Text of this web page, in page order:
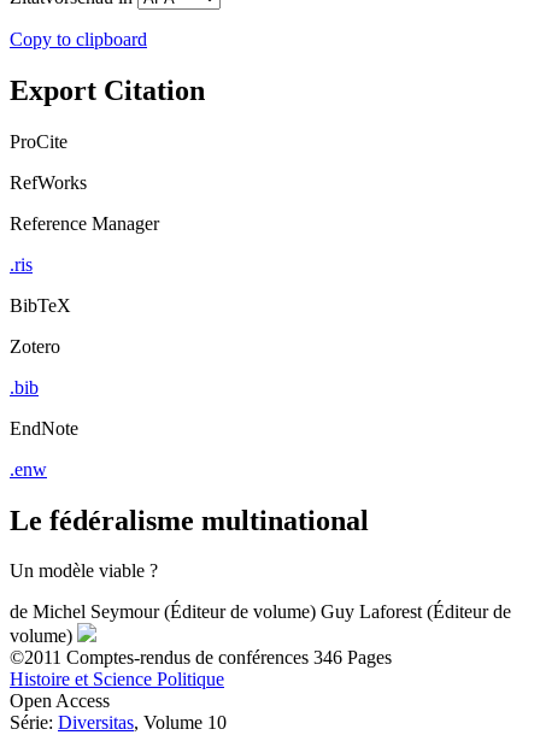
Copy to clipboard
Export Citation
ProCite
RefWorks
Reference Manager
.ris
BibTeX
Zotero
.bib
EndNote
.enw
Le fédéralisme multinational
Un modèle viable ?
de Michel Seymour (Éditeur de volume) Guy Laforest (Éditeur de
volume)
©2011 Comptes-rendus de conférences 346 Pages
Histoire et Science Politique
Open Access
Série: Diversitas, Volume 10